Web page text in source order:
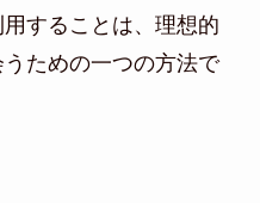
することは、理想的
ための一つの方法で